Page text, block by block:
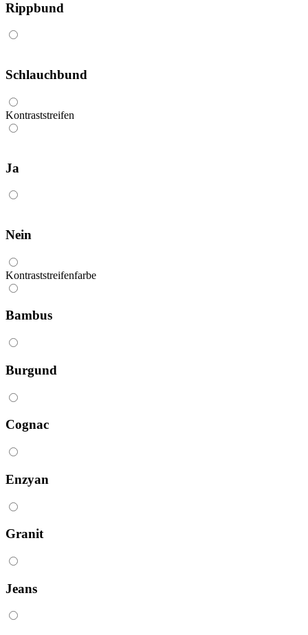
Rippbund
Schlauchbund
Kontraststreifen
Ja
Nein
Kontraststreifen­farbe
Bambus
Burgund
Cognac
Enzyan
Granit
Jeans